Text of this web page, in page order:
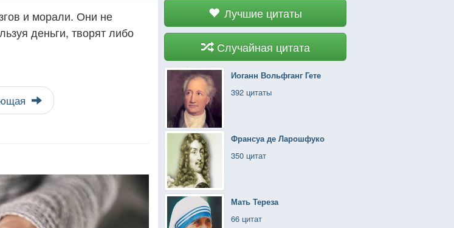
Лучшие цитаты
Случайная цитата
Иоганн Вольфганг Гете
392 цитаты
Франсуа де Ларошфуко
350 цитат
Мать Тереза
66 цитат
и морали. Они не
деньги, творят либо